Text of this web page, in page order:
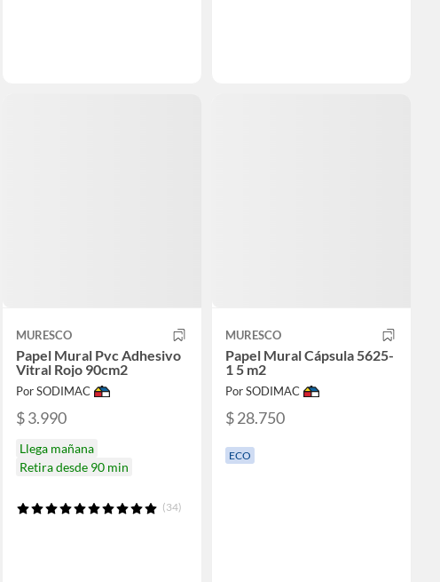
MURESCO
Papel Mural Pvc Adhesivo
Vitral Rojo 90cm2
Por SODIMAC
$ 3.990
Llega mañana
Retira desde 90 min
(34)
MURESCO
Papel Mural Cápsula 5625-
1 5 m2
Por SODIMAC
$ 28.750
ECO